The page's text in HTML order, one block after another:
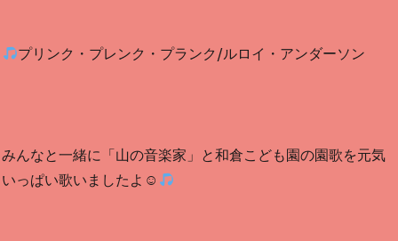
プリンク・プレンク・プランク/ルロイ・アンダーソン
みんなと一緒に「山の音楽家」と和倉こども園の園歌を元気
いっぱい歌いましたよ☺